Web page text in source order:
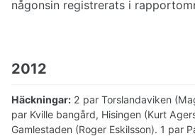
någonsin registrerats i
2012
Häckningar: 2 par Torslandaviken
par Kville bangård, Hisingen (Kurt
Gamlestaden (Roger Eskilsson). 1 par